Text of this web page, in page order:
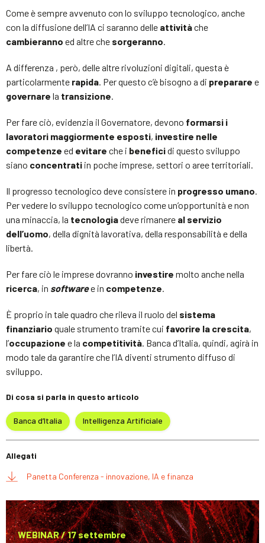
Come è sempre avvenuto con lo sviluppo tecnologico, anche
con la diffusione dell’IA ci saranno delle attivitàche
cambieranno ed altre che sorgeranno.
A differenza , però, delle altre rivoluzioni digitali, questa è
particolarmente rapida. Per questo c’è bisogno a di preparare e
governare la transizione.
Per fare ciò, evidenzia il Governatore, devono formarsi i
lavoratori maggiormente esposti, investire nelle
competenze ed evitare che i beneficidi questo sviluppo
siano concentrati in poche imprese, settori o aree territoriali.
Il progresso tecnologico deve consistere in progresso umano.
Per vedere lo sviluppo tecnologico come un’opportunità e non
una minaccia, la tecnologiadeve rimanere al servizio
dell’uomo, della dignità lavorativa, della responsabilità e della
libertà.
Per fare ciò le imprese dovranno investire molto anche nella
ricerca, in softwaree in competenze.
È proprio in tale quadro che rileva il ruolo del sistema
finanziario quale strumento tramite cui favorire la crescita,
l’occupazione e la competitività. Banca d’Italia, quindi, agirà in
modo tale da garantire che l’IA diventi strumento diffuso di
sviluppo.
Di cosa si parla in questo articolo
Banca d’Italia Intelligenza Artificiale
Allegati
Panetta Conferenza - innovazione, IA e finanza
WEBINAR / 17 settembre